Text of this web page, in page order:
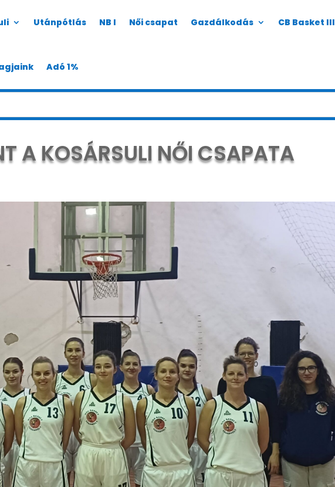
Utánpótlás NB I Női csapat Gazdálkodás CB Basket III
Adó 1%
A KOSÁRSULI NŐI CSAPATA